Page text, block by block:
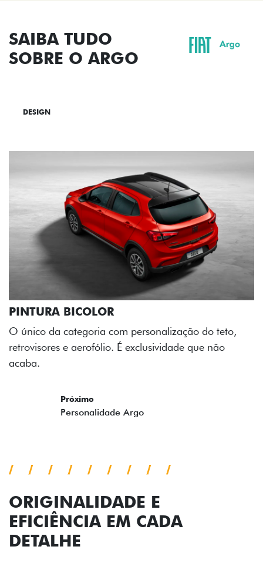
SAIBA TUDO
SOBRE O ARGO
DESIGN
BICOLOR
da categoria com personalização do teto,
e aerofólio. É exclusividade que não
ORIGINALIDADE E
EFICIÊNCIA EM CADA
DETALHE